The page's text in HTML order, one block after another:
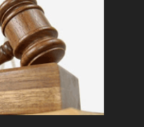
EL PAGO
RELACIONES
REGULADOR
divorciarse en